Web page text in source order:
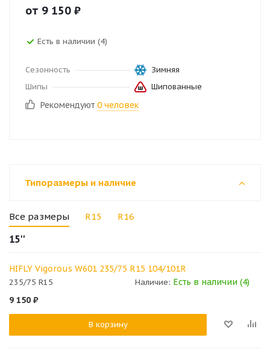
от 9 150 ₽
Есть в наличии (4)
Сезонность
Зимняя
Шипы
Шипованные
Рекомендуют 0 человек
Типоразмеры и наличие
Все размеры R15 R16
15''
HIFLY Vigorous W601 235/75 R15 104/101R
235/75 R15 Наличие: Есть в наличии (4)
9 150 ₽
В корзину